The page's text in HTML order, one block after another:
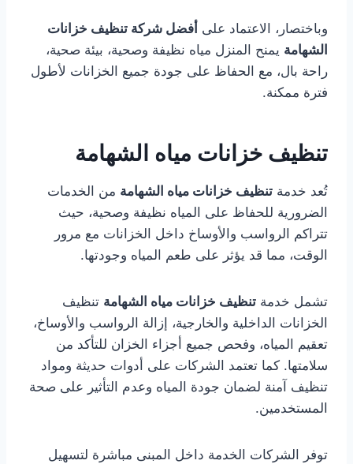
وباختصار، الاعتماد على أفضل شركة تنظيف خزانات
الشهامة يمنح المنزل مياه نظيفة وصحية، بيئة صحية،
راحة بال، مع الحفاظ على جودة جميع الخزانات لأطول
فترة ممكنة.
تنظيف خزانات مياه الشهامة
تُعد خدمة تنظيف خزانات مياه الشهامة من الخدمات
الضرورية للحفاظ على المياه نظيفة وصحية، حيث
تتراكم الرواسب والأوساخ داخل الخزانات مع مرور
الوقت، مما قد يؤثر على طعم المياه وجودتها.
تشمل خدمة تنظيف خزانات مياه الشهامة تنظيف
الخزانات الداخلية والخارجية، إزالة الرواسب والأوساخ،
تعقيم المياه، وفحص جميع أجزاء الخزان للتأكد من
سلامتها. كما تعتمد الشركات على أدوات حديثة ومواد
تنظيف آمنة لضمان جودة المياه وعدم التأثير على صحة
المستخدمين.
توفر الشركات الخدمة داخل المبنى مباشرة لتسهيل